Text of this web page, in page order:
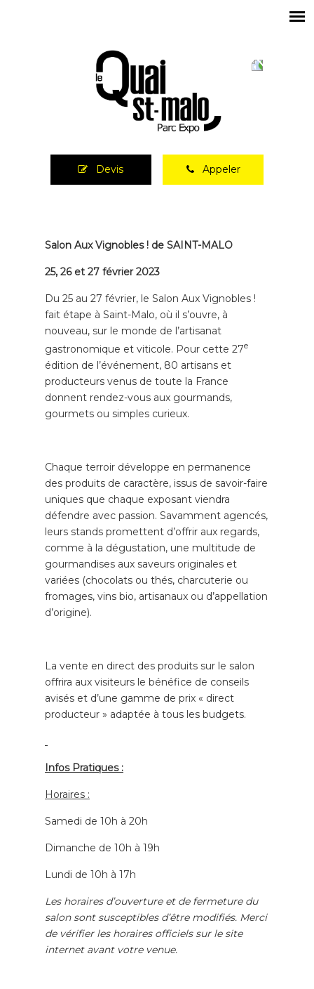
Devis Appeler
Salon Aux Vignobles ! de SAINT-MALO
25, 26 et 27 février 2023
Du 25 au 27 février, le Salon Aux Vignobles !
fait étape à Saint-Malo, où il s’ouvre, à
nouveau, sur le monde de l’artisanat
gastronomique et viticole. Pour cette 27e
édition de l’événement, 80 artisans et
producteurs venus de toute la France
donnent rendez-vous aux gourmands,
gourmets ou simples curieux.
Chaque terroir développe en permanence
des produits de caractère, issus de savoir-faire
uniques que chaque exposant viendra
défendre avec passion. Savamment agencés,
leurs stands promettent d’offrir aux regards,
comme à la dégustation, une multitude de
gourmandises aux saveurs originales et
variées (chocolats ou thés, charcuterie ou
fromages, vins bio, artisanaux ou d’appellation
d’origine).
La vente en direct des produits sur le salon
offrira aux visiteurs le bénéfice de conseils
avisés et d’une gamme de prix « direct
producteur » adaptée à tous les budgets.
Infos Pratiques :
Horaires :
Samedi de 10h à 20h
Dimanche de 10h à 19h
Lundi de 10h à 17h
Les horaires d’ouverture et de fermeture du
salon sont susceptibles d’être modifiés. Merci
de vérifier les horaires officiels sur le site
internet avant votre venue.